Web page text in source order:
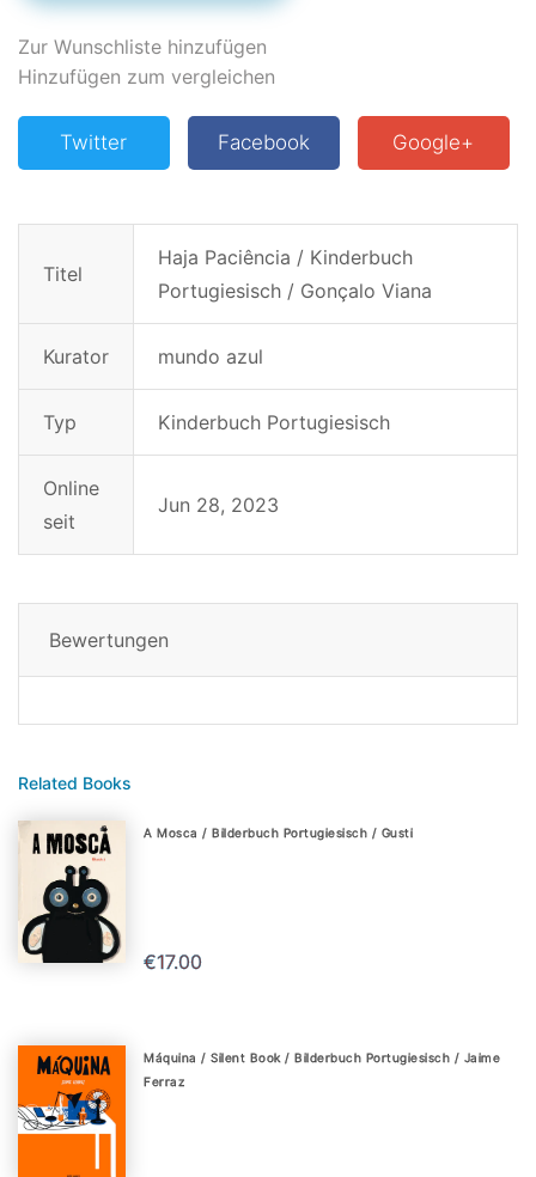
Related Books
A Mosca / Bilderbuch Portugiesisch / Gusti
€17.00
Máquina / Silent Book / Bilderbuch Portugiesisch / Jaime
Ferraz
Zur Wunschliste hinzufügen
Hinzufügen zum vergleichen
Twitter Facebook Google+
Titel
Haja Paciência / Kinderbuch
Portugiesisch / Gonçalo Viana
Kurator mundo azul
Typ Kinderbuch Portugiesisch
Online
seit
Jun 28, 2023
Bewertungen